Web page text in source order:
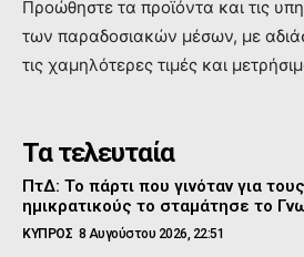
Προώθηστε τα προϊόντα και τις
των παραδοσιακών μέσων, με
τις χαμηλότερες τιμές και
Τα τελευταία
ΠτΔ: Το πάρτι που γινόταν για
ημικρατικούς το σταμάτησε το
ΚΥΠΡΟΣ 8 Αυγούστου 2026, 22:51